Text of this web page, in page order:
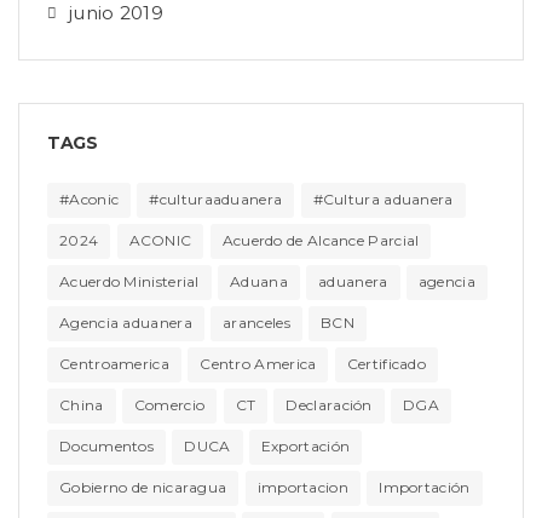
junio 2019
TAGS
#Aconic #culturaaduanera #Cultura aduanera
2024 ACONIC Acuerdo de Alcance Parcial
Acuerdo Ministerial Aduana aduanera agencia
Agencia aduanera aranceles BCN
Centroamerica Centro America Certificado
China Comercio CT Declaración DGA
Documentos DUCA Exportación
Gobierno de nicaragua importacion Importación